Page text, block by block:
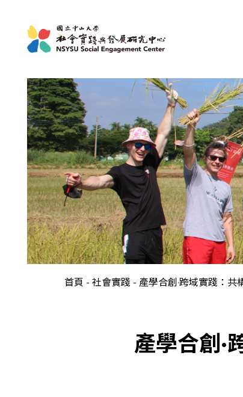
首頁 - 社會實踐 - 產學合創·跨域實踐：共
產學合創·